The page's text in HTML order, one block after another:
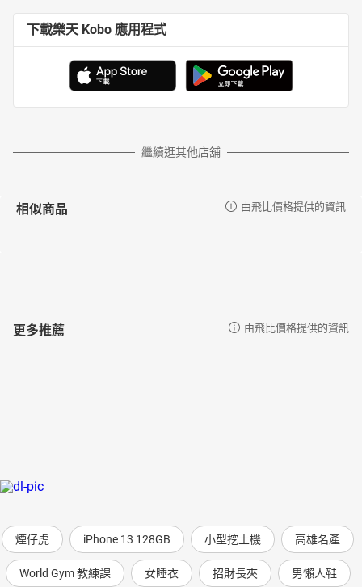
下載樂天 Kobo 應用程式
繼續逛其他店舖
相似商品 由飛比價格提供的資訊
更多推薦 由飛比價格提供的資訊
煙仔虎 iPhone 13 128GB 小型挖土機 高雄名產
World Gym 教練課 女睡衣 招財長夾 男懶人鞋